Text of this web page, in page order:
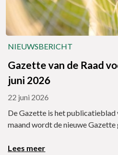
NIEUWSBERICHT
Gazette van de Raad
juni 2026
22 juni 2026
De Gazette is het publicatieblad
maand wordt de nieuwe Gazette
Lees meer